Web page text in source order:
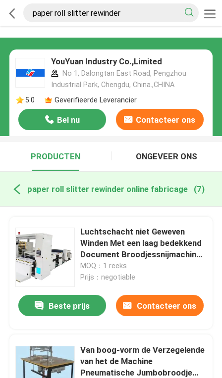
YouYuan Industry Co.,Limited
No 1, Dalongtan East Road, Pengzhou
Industrial Park, Chengdu, China.,CHINA
5.0
Geverifieerde Leverancier
Bel nu Contacteer ons
PRODUCTEN ONGEVEER ONS
paper roll slitter rewinder online fabricage (7)
Luchtschacht niet Geweven
Winden Met een laag bedekkend
Document Broodjessnijmachine
Rewinder
MOQ：1 reeks
Prijs：negotiable
Beste prijs Contacteer ons
Van boog-vorm de Verzegelende
van het de Machine
Pneumatische Jumbobroodje